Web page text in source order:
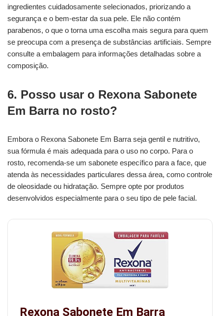
ingredientes cuidadosamente selecionados, priorizando a
segurança e o bem-estar da sua pele. Ele não contém
parabenos, o que o torna uma escolha mais segura para quem
se preocupa com a presença de substâncias artificiais. Sempre
consulte a embalagem para informações detalhadas sobre a
composição.
6. Posso usar o Rexona Sabonete
Em Barra no rosto?
Embora o Rexona Sabonete Em Barra seja gentil e nutritivo,
sua fórmula é mais adequada para o uso no corpo. Para o
rosto, recomenda-se um sabonete específico para a face, que
atenda às necessidades particulares dessa área, como controle
de oleosidade ou hidratação. Sempre opte por produtos
desenvolvidos especialmente para o seu tipo de pele facial.
Rexona Sabonete Em Barra